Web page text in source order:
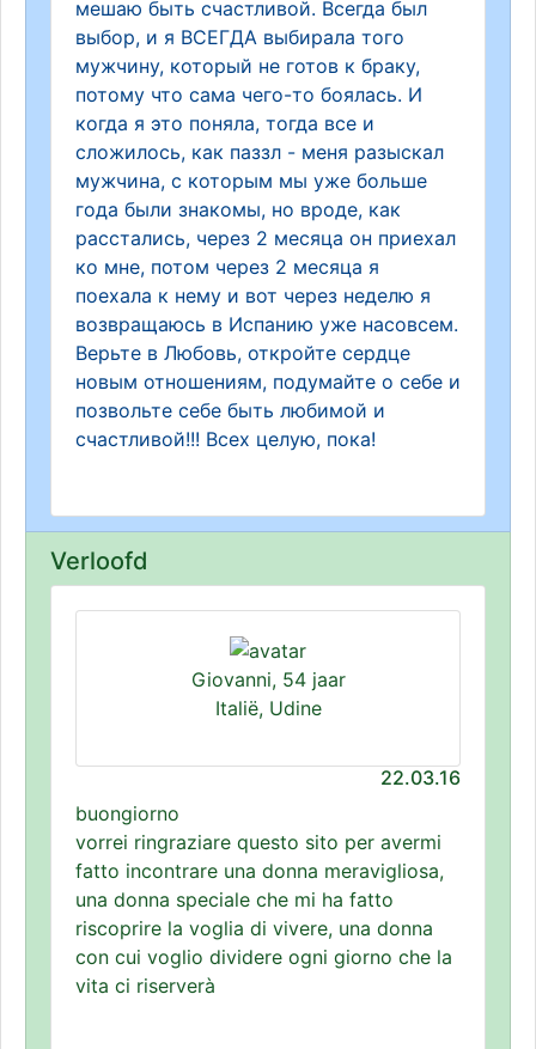
мешаю быть счастливой. Всегда был
выбор, и я ВСЕГДА выбирала того
мужчину, который не готов к браку,
потому что сама чего-то боялась. И
когда я это поняла, тогда все и
сложилось, как паззл - меня разыскал
мужчина, с которым мы уже больше
года были знакомы, но вроде, как
расстались, через 2 месяца он приехал
ко мне, потом через 2 месяца я
поехала к нему и вот через неделю я
возвращаюсь в Испанию уже насовсем.
Верьте в Любовь, откройте сердце
новым отношениям, подумайте о себе и
позвольте себе быть любимой и
счастливой!!! Всех целую, пока!
Verloofd
Giovanni, 54 jaar
Italië, Udine
22.03.16
buongiorno
vorrei ringraziare questo sito per avermi
fatto incontrare una donna meravigliosa,
una donna speciale che mi ha fatto
riscoprire la voglia di vivere, una donna
con cui voglio dividere ogni giorno che la
vita ci riserverà